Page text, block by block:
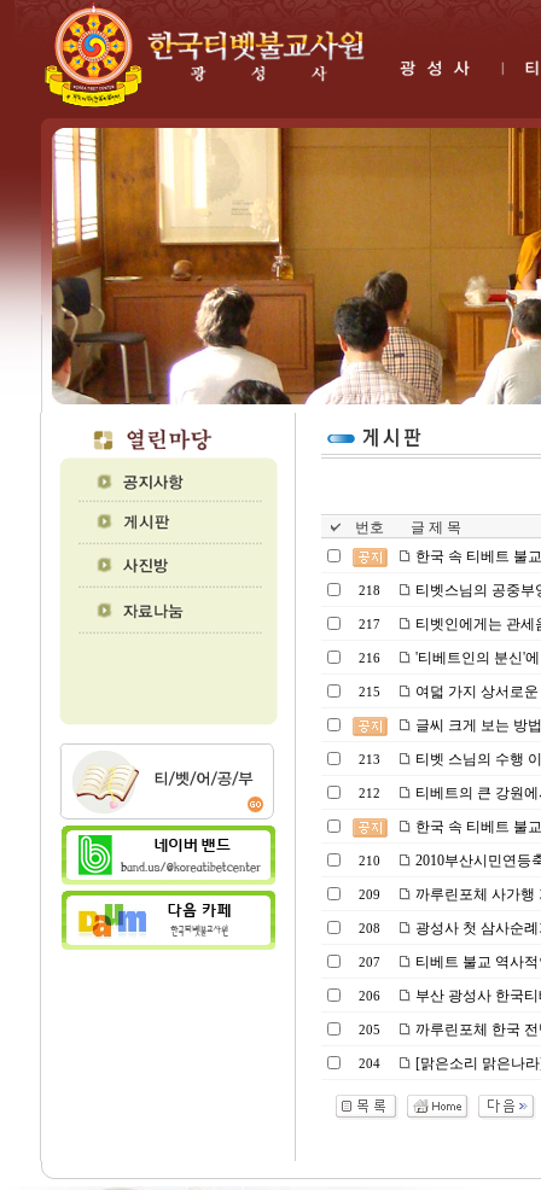
번호
글 제 목
한국 속 티베트 불
218 티벳스님의 공중부
217 티벳인에게는 관세
216 '티베트인의 분신'
215
여덟 가지 상서로
글씨 크게 보는 방
213 티벳 스님의 수행
212
티베트의 큰 강원
한국 속 티베트 불
210 2010부산시민연등
209 까루린포체 사가행
208 광성사 첫 삼사순
207 티베트 불교 역사
206 부산 광성사 한국
205 까루린포체 한국
204 [맑은소리 맑은나